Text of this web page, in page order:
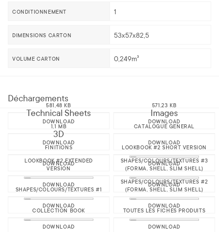
CONDITIONNEMENT 1
DIMENSIONS CARTON 53x57x82,5
VOLUME CARTON 0,249m³
Déchargements
Technical Sheets
581,48 KB
DOWNLOAD
Images
571,23 KB
DOWNLOAD
3D
1,1 MB
DOWNLOAD
CATALOGUE GENERAL
DOWNLOAD
FINITIONS
DOWNLOAD
LOOKBOOK #2 SHORT VERSION
DOWNLOAD
LOOKBOOK #2 EXTENDED
VERSION
DOWNLOAD
SHAPES/COLOURS/TEXTURES #3
(FORMA, SHELL, SLIM SHELL)
DOWNLOAD
SHAPES/COLOURS/TEXTURES #1
DOWNLOAD
SHAPES/COLOURS/TEXTURES #2
(FORMA, SHELL, SLIM SHELL)
DOWNLOAD
COLLECTION BOOK
DOWNLOAD
TOUTES LES FICHES PRODUITS
DOWNLOAD